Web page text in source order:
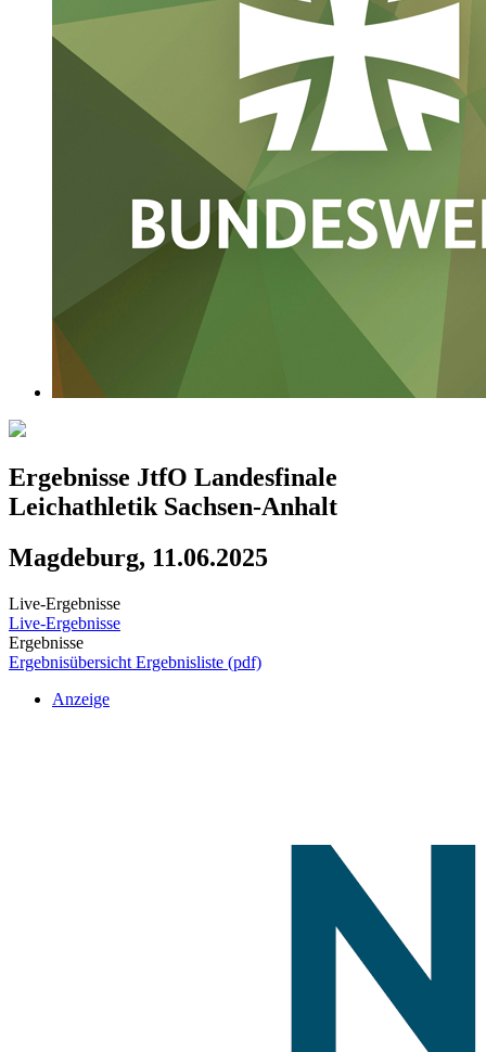
Ergebnisse JtfO Landesfinale
Leichathletik Sachsen-Anhalt
Magdeburg, 11.06.2025
Live-Ergebnisse
Live-Ergebnisse
Ergebnisse
Ergebnisübersicht Ergebnisliste (pdf)
Anzeige